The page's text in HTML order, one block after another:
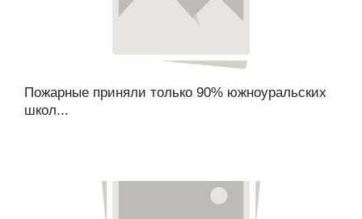
Пожарные приняли только 90% южноуральских
школ...